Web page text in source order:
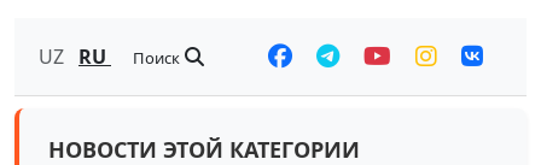
UZ RU Поиск
НОВОСТИ ЭТОЙ КАТЕГОРИИ